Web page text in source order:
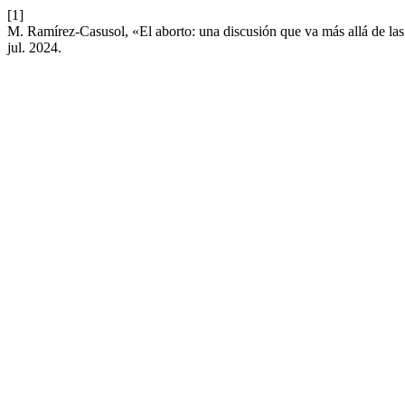
[1]
M. Ramírez-Casusol, «El aborto: una discusión que va más allá de
jul. 2024.